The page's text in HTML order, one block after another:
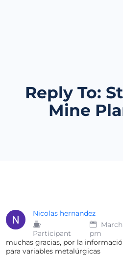
Reply To:
Mine
Nicolas hernandez
Participant
pm
muchas gracias, por la
para variables metalúrgicas